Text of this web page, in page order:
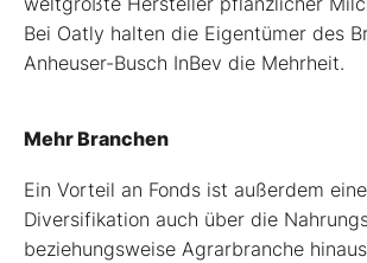
Bei Oatly halten die Eigentümer des
Anheuser-Busch InBev die Mehrheit.
Mehr Branchen
Ein Vorteil an Fonds ist außerdem
Diversifikation auch über die
beziehungsweise Agrarbranche